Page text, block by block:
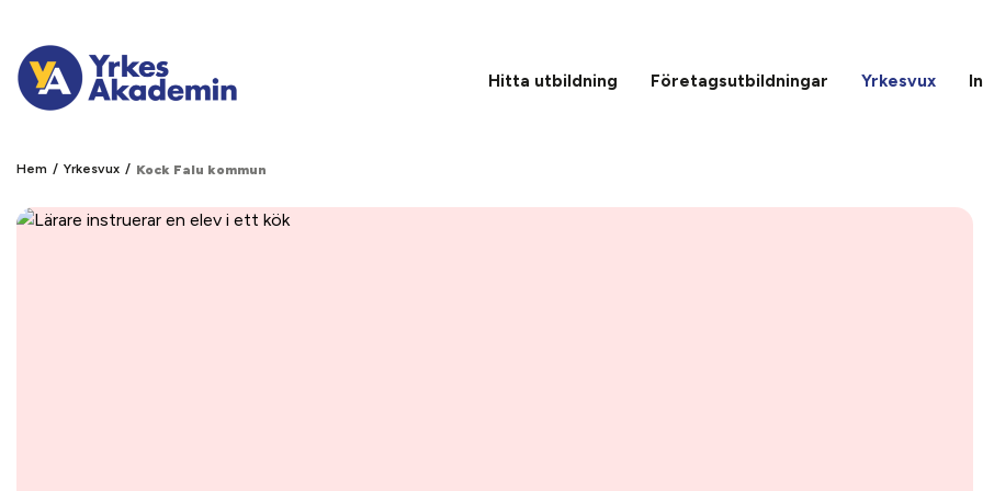
Hitta utbildning Företagsutbildningar Yrkesvux
Hem / Yrkesvux / Kock Falu kommun